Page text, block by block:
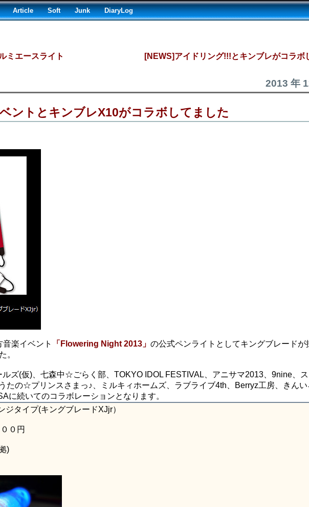
Article Soft Junk DiaryLog
ミエースライト [NEWS]アイドリング!!!とキンブレがコラボ
2013 年
ントとキンブレX10がコラボしてました
楽イベント 「Flowering Night 2013」 の公式ペンライトとしてキングブレードが
。
ズ(仮)、七森中☆ごらく部、TOKYO IDOL FESTIVAL、アニサマ2013、9nine、ス
たの☆プリンスさまっ♪、ミルキィホームズ、ラブライブ4th、Berryz工房、きんい
に続いてのコラボレーションとなります。
タイプ(キングブレードXJjr）
０円
)